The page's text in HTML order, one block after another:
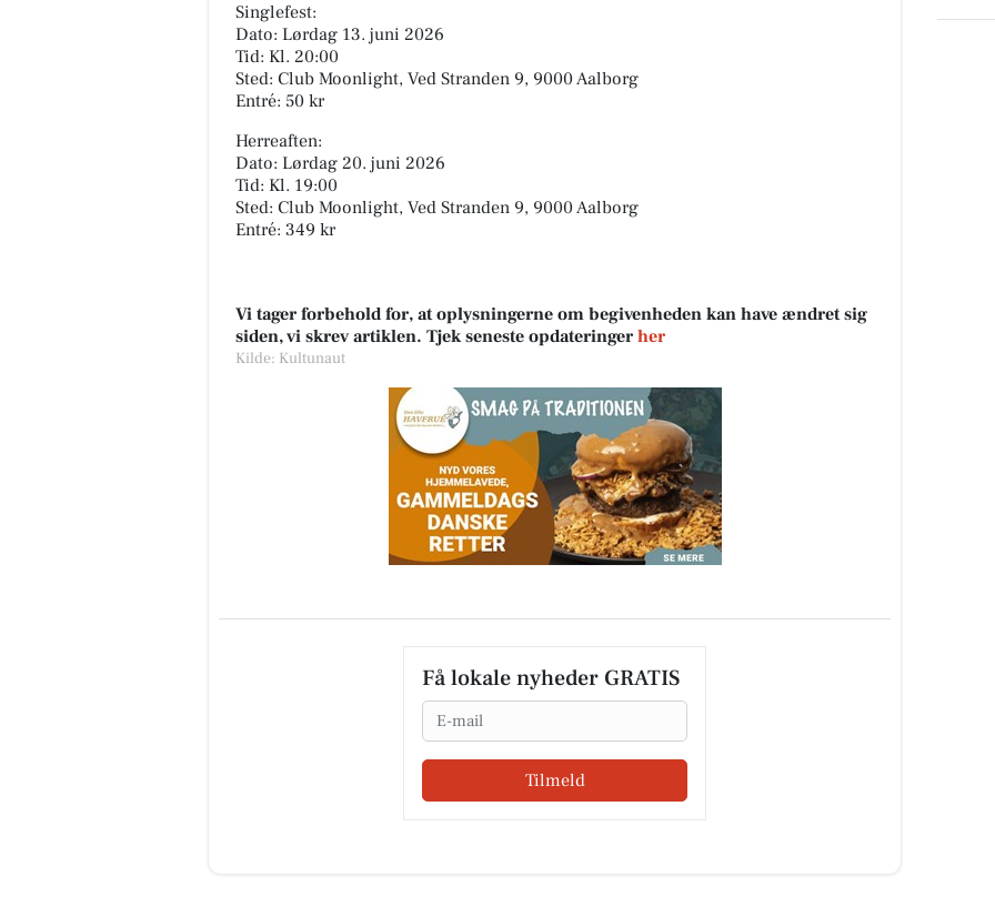
Singlefest:
Dato: Lørdag 13. juni 2026
Tid: Kl. 20:00
Sted: Club Moonlight, Ved Stranden 9, 9000 Aalborg
Entré: 50 kr
Herreaften:
Dato: Lørdag 20. juni 2026
Tid: Kl. 19:00
Sted: Club Moonlight, Ved Stranden 9, 9000 Aalborg
Entré: 349 kr
Vi tager forbehold for, at oplysningerne om begivenheden kan have ændret sig
siden, vi skrev artiklen. Tjek seneste opdateringer her
Kilde: Kultunaut
Få lokale nyheder GRATIS
Email
Tilmeld